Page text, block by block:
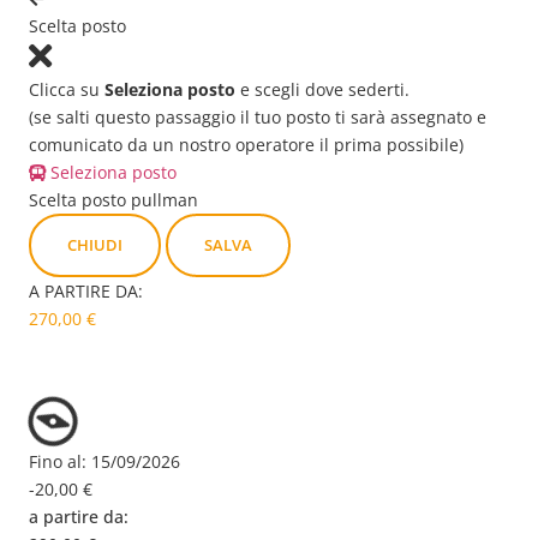
Scelta posto
Clicca su Seleziona posto e scegli dove sederti.
(se salti questo passaggio il tuo posto ti sarà assegnato e
comunicato da un nostro operatore il prima possibile)
Seleziona posto
Scelta posto pullman
CHIUDI SALVA
A PARTIRE DA:
270,00 €
Fino al: 15/09/2026
-20,00 €
a partire da: